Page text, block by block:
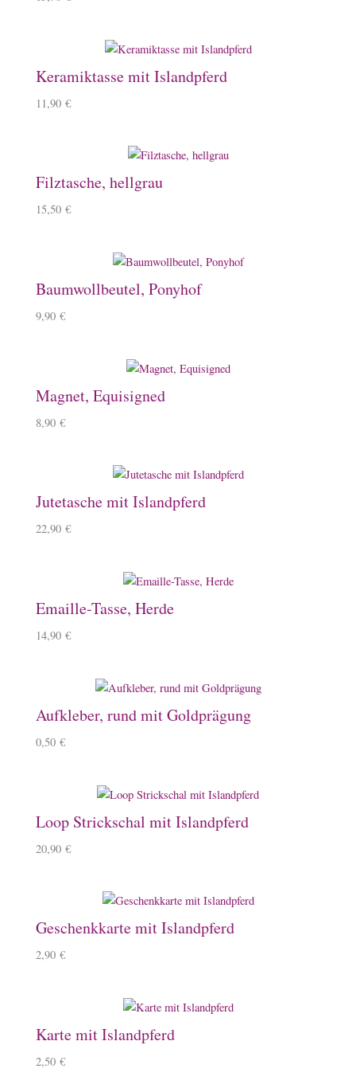
Keramiktasse mit Islandpferd
11,90 €
Filztasche, hellgrau
15,50 €
Baumwollbeutel, Ponyhof
9,90 €
Magnet, Equisigned
8,90 €
Jutetasche mit Islandpferd
22,90 €
Emaille-Tasse, Herde
14,90 €
Aufkleber, rund mit Goldprägung
0,50 €
Loop Strickschal mit Islandpferd
20,90 €
Geschenkkarte mit Islandpferd
2,90 €
Karte mit Islandpferd
2,50 €